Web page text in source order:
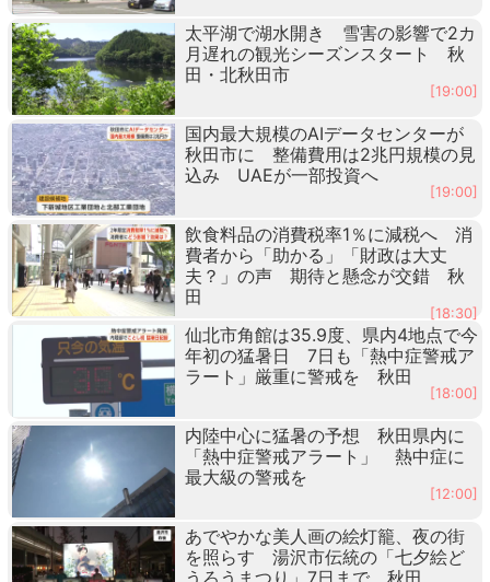
太平湖で湖水開き 雪害の影響で2カ
月遅れの観光シーズンスタート 秋
田・北秋田市
[19:00]
国内最大規模のAIデータセンターが
秋田市に 整備費用は2兆円規模の見
込み UAEが一部投資へ
[19:00]
飲食料品の消費税率1％に減税へ 消
費者から「助かる」「財政は大丈
夫？」の声 期待と懸念が交錯 秋
田
[18:30]
仙北市角館は35.9度、県内4地点で今
年初の猛暑日 7日も「熱中症警戒ア
ラート」厳重に警戒を 秋田
[18:00]
内陸中心に猛暑の予想 秋田県内に
「熱中症警戒アラート」 熱中症に
最大級の警戒を
[12:00]
あでやかな美人画の絵灯籠、夜の街
を照らす 湯沢市伝統の「七夕絵ど
うろうまつり」7日まで 秋田